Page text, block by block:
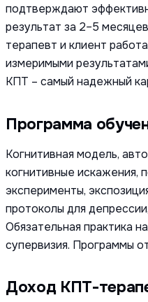
подтверждают
результат за 2–5
терапевт и клиент
измеримыми
КПТ – самый надежный
Программа
Когнитивная модель,
когнитивные искажения,
эксперименты,
протоколы для
Обязательная практика
супервизия. Программы
Доход КПТ-